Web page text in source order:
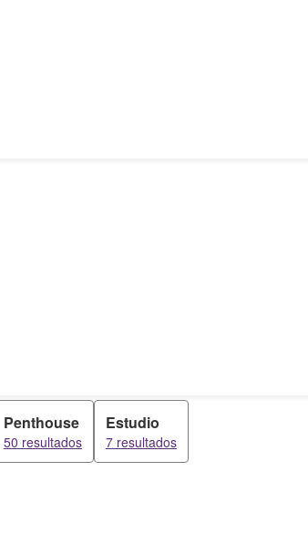
Penthouse
50 resultados
Estudio
7 resultados